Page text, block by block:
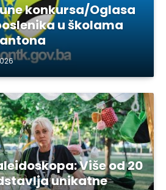
konkursa/Oglasa
u školama
Više od 20
unikatne